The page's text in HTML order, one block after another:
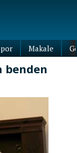
Makale
benden